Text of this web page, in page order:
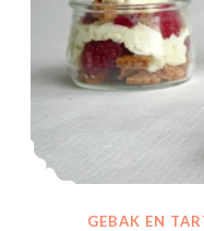
GEBAK EN